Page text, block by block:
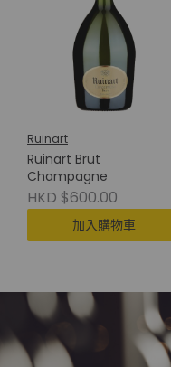
Ruinart
Ruinart Brut
Champagne
HKD $600.00
加入購物車